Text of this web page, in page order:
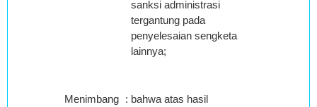
sanksi administrasi
tergantung pada
penyelesaian sengketa
lainnya;
Menimbang : bahwa atas hasil